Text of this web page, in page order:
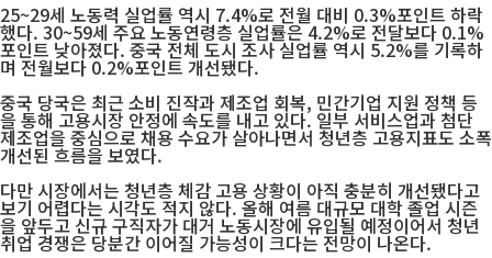
25~29세 노동력 실업률 역시 7.4%로 전월 대비 0.3%포인트 하락
했다. 30~59세 주요 노동연령층 실업률은 4.2%로 전달보다 0.1%
포인트 낮아졌다. 중국 전체 도시 조사 실업률 역시 5.2%를 기록하
며 전월보다 0.2%포인트 개선됐다.
중국 당국은 최근 소비 진작과 제조업 회복, 민간기업 지원 정책 등
을 통해 고용시장 안정에 속도를 내고 있다. 일부 서비스업과 첨단
제조업을 중심으로 채용 수요가 살아나면서 청년층 고용지표도 소폭
개선된 흐름을 보였다.
다만 시장에서는 청년층 체감 고용 상황이 아직 충분히 개선됐다고
보기 어렵다는 시각도 적지 않다. 올해 여름 대규모 대학 졸업 시즌
을 앞두고 신규 구직자가 대거 노동시장에 유입될 예정이어서 청년
취업 경쟁은 당분간 이어질 가능성이 크다는 전망이 나온다.